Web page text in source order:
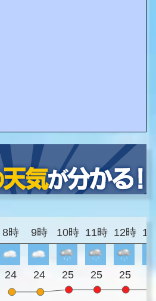
8時 9時 10時 11時 12時
24 24 25 25 25